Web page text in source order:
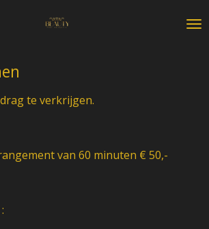
te verkrijgen.
van 60 minuten € 50,-